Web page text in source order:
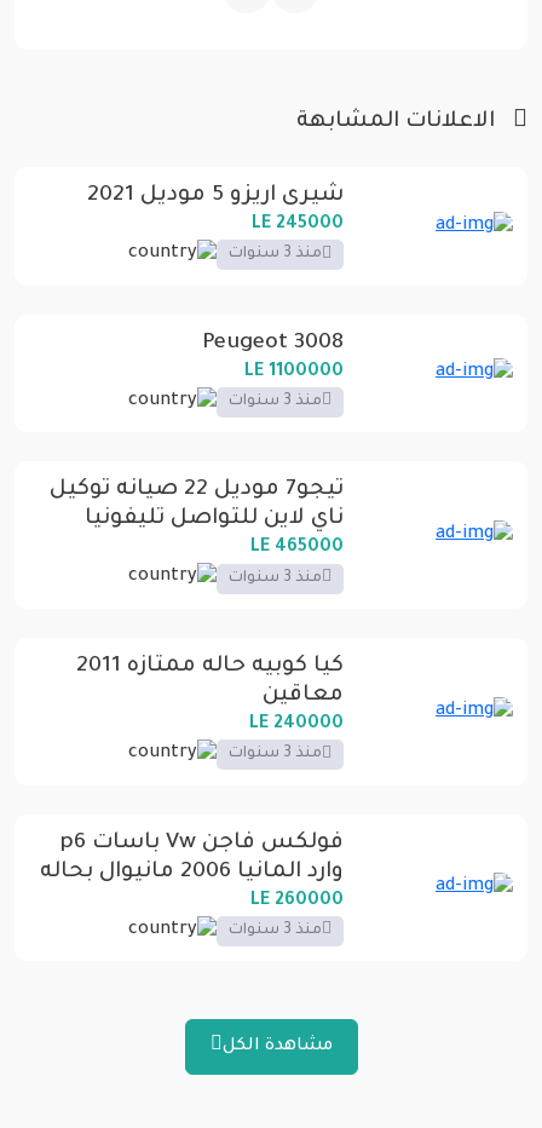
الاعلانات المشابهة
شيرى اريزو 5 موديل 2021
245000 LE
منذ 3 سنوات
Peugeot 3008
1100000 LE
منذ 3 سنوات
تيجو7 موديل 22 صيانه توكيل
ناي لاين للتواصل تليفونيا
المنصوره
465000 LE
منذ 3 سنوات
كيا كوبيه حاله ممتازه 2011
معاقين
240000 LE
منذ 3 سنوات
فولكس فاجن Vw باسات p6
وارد المانيا 2006 مانيوال بحاله
ممتازه
260000 LE
منذ 3 سنوات
مشاهدة الكل